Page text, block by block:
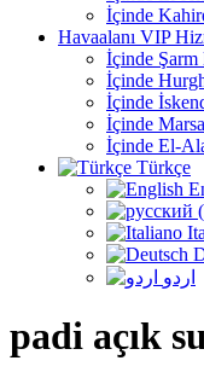
İçinde
Havaalanı VIP
İçinde Şarm
İçinde
İçinde
İçinde
İçinde El-
Türkçe
اردو
padi açık